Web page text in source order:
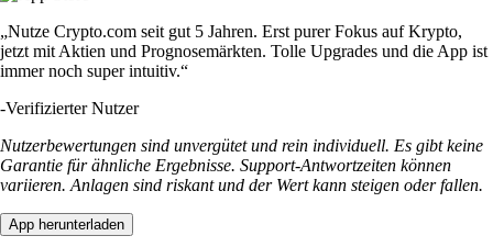
„Nutze Crypto.com seit gut 5 Jahren. Erst purer Fokus auf Krypto,
jetzt mit Aktien und Prognosemärkten. Tolle Upgrades und die App ist
immer noch super intuitiv.“
-Verifizierter Nutzer
Nutzerbewertungen sind unvergütet und rein individuell. Es gibt keine
Garantie für ähnliche Ergebnisse. Support-Antwortzeiten können
variieren. Anlagen sind riskant und der Wert kann steigen oder fallen.
App herunterladen